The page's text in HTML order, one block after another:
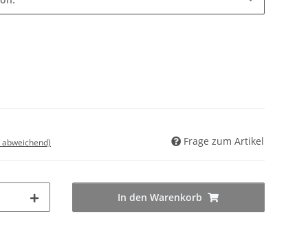
Frage zum Artikel
In den Warenkorb